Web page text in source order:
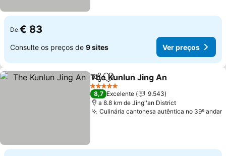
De € 83
Consulte os preços de 9 sites Ver preços
PartilharAdicionar aos favoritos
The Kunlun Jing An
5 Estrelas
8,7 Excelente
9.543
a 8.8 km de Jing''an District
Culinária cantonesa autêntica no 39º andar